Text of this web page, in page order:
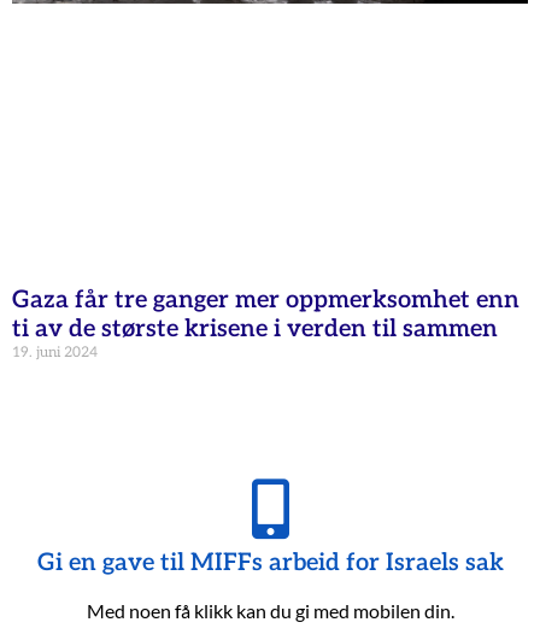
Gaza får tre ganger mer oppmerksomhet enn
ti av de største krisene i verden til sammen
19. juni 2024
Gi en gave til MIFFs arbeid for Israels sak
Med noen få klikk kan du gi med mobilen din.